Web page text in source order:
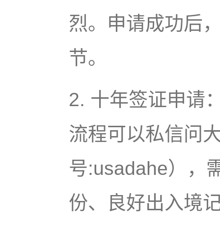
烈。申请成功后
节。
2. 十年签证申请
流程可以私信问
号:usadahe），
份、良好出入境